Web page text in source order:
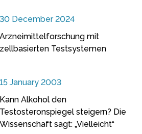
30 December 2024
Arzneimittelforschung mit
zellbasierten Testsystemen
15 January 2003
Kann Alkohol den
Testosteronspiegel steigern? Die
Wissenschaft sagt: „Vielleicht“